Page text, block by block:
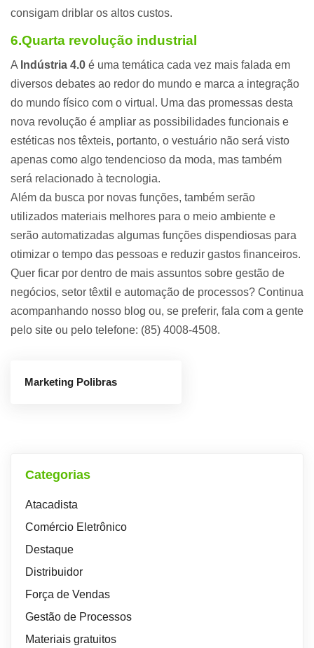
consigam driblar os altos custos.
6.Quarta revolução industrial
A Indústria 4.0 é uma temática cada vez mais falada em
diversos debates ao redor do mundo e marca a integração
do mundo físico com o virtual. Uma das promessas desta
nova revolução é ampliar as possibilidades funcionais e
estéticas nos têxteis, portanto, o vestuário não será visto
apenas como algo tendencioso da moda, mas também
será relacionado à tecnologia.
Além da busca por novas funções, também serão
utilizados materiais melhores para o meio ambiente e
serão automatizadas algumas funções dispendiosas para
otimizar o tempo das pessoas e reduzir gastos financeiros.
Quer ficar por dentro de mais assuntos sobre gestão de
negócios, setor têxtil e automação de processos? Continua
acompanhando nosso blog ou, se preferir, fala com a gente
pelo site ou pelo telefone: (85) 4008-4508.
Marketing Polibras
Categorias
Atacadista
Comércio Eletrônico
Destaque
Distribuidor
Força de Vendas
Gestão de Processos
Materiais gratuitos